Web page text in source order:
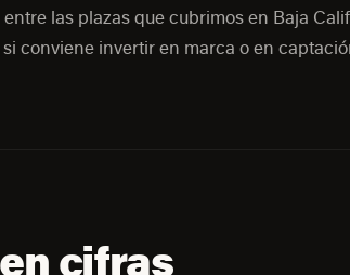
entre las plazas que cubrimos en Baja
conviene invertir en marca o en
cifras